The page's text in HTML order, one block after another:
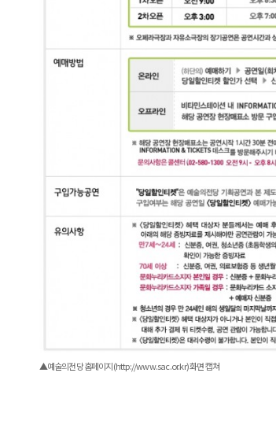
▲예술의전당 홈페이지(http://www.sac.or.kr) 화면 캡쳐